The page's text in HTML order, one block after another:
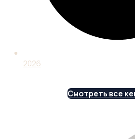
2026
Смотреть все